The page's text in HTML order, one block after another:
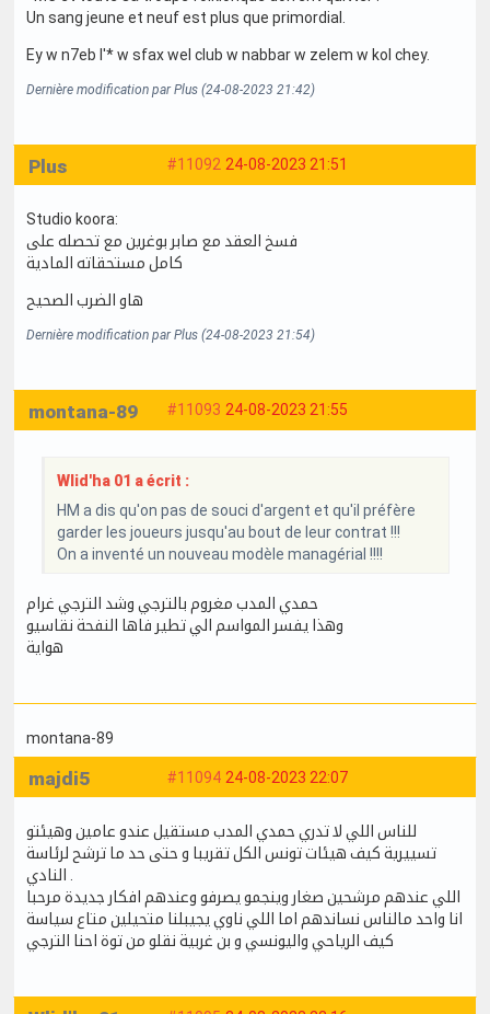
Un sang jeune et neuf est plus que primordial.
Ey w n7eb l'* w sfax wel club w nabbar w zelem w kol chey.
Dernière modification par Plus (24-08-2023 21:42)
#11092 24-08-2023 21:51
Plus
Studio koora:
فسخ العقد مع صابر بوغرين مع تحصله على
كامل مستحقاته المادية
هاو الضرب الصحيح
Dernière modification par Plus (24-08-2023 21:54)
#11093 24-08-2023 21:55
montana-89
Wlid'ha 01 a écrit :
HM a dis qu'on pas de souci d'argent et qu'il préfère
garder les joueurs jusqu'au bout de leur contrat !!!
On a inventé un nouveau modèle managérial !!!!
حمدي المدب مغروم بالترجي وشد الترجي غرام
وهذا يفسر المواسم الي تطير فاها النفحة نقاسيو
هواية
montana-89
#11094 24-08-2023 22:07
majdi5
للناس اللي لا تدري حمدي المدب مستقيل عندو عامين وهيئتو
تسييرية كيف هيئات تونس الكل تقريبا و حتى حد ما ترشح لرئاسة
النادي .
اللي عندهم مرشحين صغار وينجمو يصرفو وعندهم افكار جديدة مرحبا
انا واحد مالناس نساندهم اما اللي ناوي يجيبلنا متحيلين متاع سياسة
كيف الرياحي واليونسي و بن غربية نقلو من توة احنا الترجي